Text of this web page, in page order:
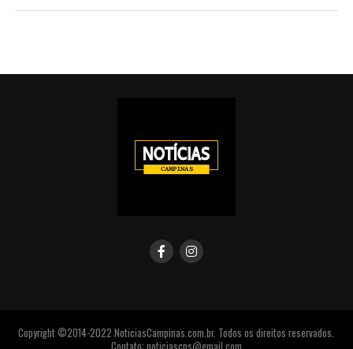
Copyright ©2014-2022 NoticiasCampinas.com.br. Todos os direitos reservados.